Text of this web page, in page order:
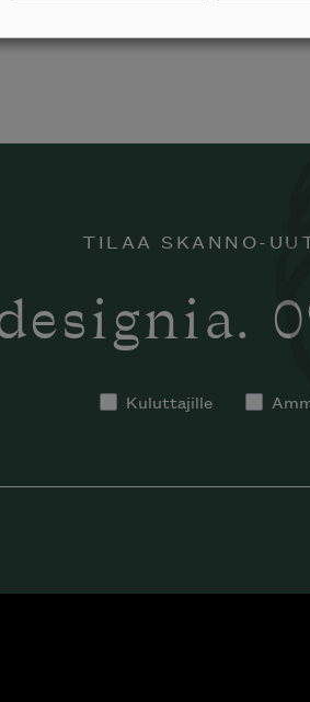
TILAA SKANNO-
Kuluttajille